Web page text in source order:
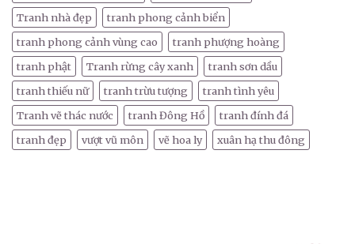
Tranh nhà đẹp
tranh phong cảnh biển
tranh phong cảnh vùng cao
tranh phượng hoàng
tranh phật
Tranh rừng cây xanh
tranh sơn dầu
tranh thiếu nữ
tranh trừu tượng
tranh tình yêu
Tranh vẽ thác nước
tranh Đông Hồ
tranh đính đá
tranh đẹp
vượt vũ môn vẽ hoa ly xuân hạ thu đông